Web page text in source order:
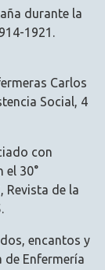
durante la
1921.
Carlos
Social, 4
con
el 30°
Revista de la
encantos y
de Enfermería